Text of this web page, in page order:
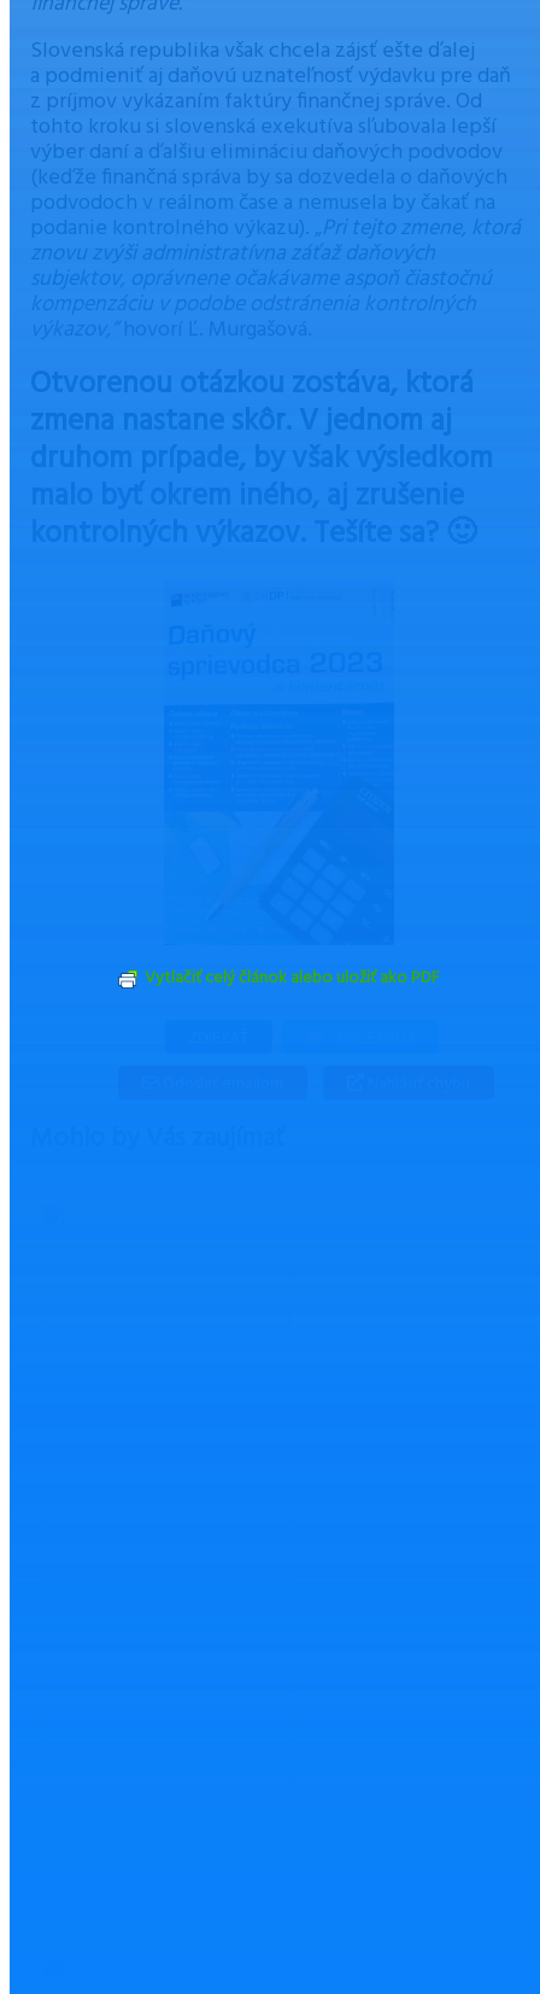
Slovenská republika však chcela zájsť ešte ďalej
a podmieniť aj daňovú uznateľnosť výdavku pre daň
z príjmov vykázaním faktúry finančnej správe. Od
tohto kroku si slovenská exekutíva sľubovala lepší
výber daní a ďalšiu elimináciu daňových podvodov
(keďže finančná správa by sa dozvedela o daňových
podvodoch v reálnom čase a nemusela by čakať na
podanie kontrolného výkazu). „Pri tejto zmene, ktorá
znovu zvýši administratívna záťaž daňových
subjektov, oprávnene očakávame aspoň čiastočnú
kompenzáciu v podobe odstránenia kontrolných
Otvorenou otázkou zostáva, ktorá
zmena nastane skôr. V jednom aj
Vytlačiť celý článok alebo uložiť ako PDF